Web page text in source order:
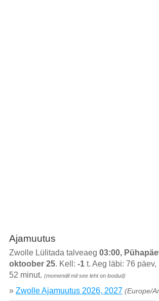
Ajamuutus
Zwolle Lülitada talveaeg 03:00,
oktoober 25. Kell: -1t. Aeg läbi: 76 päev,
52 minut. (momendil mil see leht on loodud)
» Zwolle Ajamuutus 2026, 2027 (Europe/